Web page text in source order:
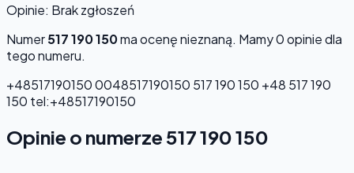
Opinie: Brak zgłoszeń
Numer517 190 150ma ocenęnieznaną. Mamy 0 opinie dla
tego numeru.
+485171901500048517190150 517 190 150 +48 517 190
150 tel:+48517190150
Opinie o numerze 517 190 150